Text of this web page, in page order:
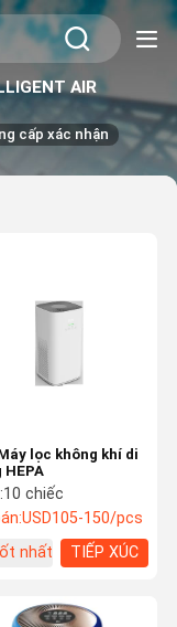
AIR
cấp xác nhận
lọc không khí di
HEPA
10 chiếc
USD105-150/pcs
nhất
TIẾP XÚC